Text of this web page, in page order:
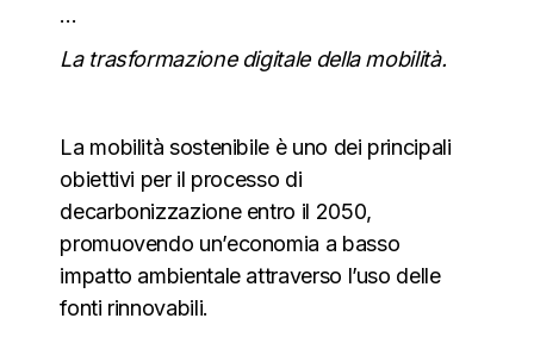
…
La trasformazione digitale della mobilità.
La mobilità sostenibile è uno dei principali
obiettivi per il processo di
decarbonizzazione entro il 2050,
promuovendo un’economia a basso
impatto ambientale attraverso l’uso delle
fonti rinnovabili.